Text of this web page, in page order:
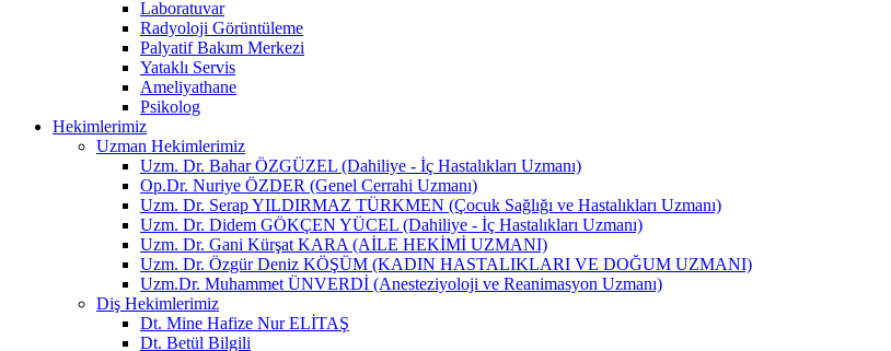
Laboratuvar
Radyoloji Görüntüleme
Palyatif Bakım Merkezi
Yataklı Servis
Ameliyathane
Psikolog
Hekimlerimiz
Uzman Hekimlerimiz
Uzm. Dr. Bahar ÖZGÜZEL (Dahiliye - İç Hastalıkları Uzmanı)
Op.Dr. Nuriye ÖZDER (Genel Cerrahi Uzmanı)
Uzm. Dr. Serap YILDIRMAZ TÜRKMEN (Çocuk Sağlığı ve Hastalıkları Uzmanı)
Uzm. Dr. Didem GÖKÇEN YÜCEL (Dahiliye - İç Hastalıkları Uzmanı)
Uzm. Dr. Gani Kürşat KARA (AİLE HEKİMİ UZMANI)
Uzm. Dr. Özgür Deniz KÖŞÜM (KADIN HASTALIKLARI VE DOĞUM UZMANI)
Uzm.Dr. Muhammet ÜNVERDİ (Anesteziyoloji ve Reanimasyon Uzmanı)
Diş Hekimlerimiz
Dt. Mine Hafize Nur ELİTAŞ
Dt. Betül Bilgili